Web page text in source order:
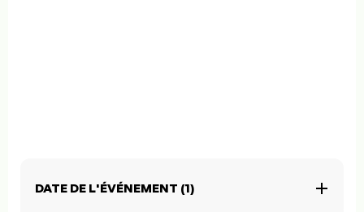
DATE DE L'ÉVÉNEMENT (1)